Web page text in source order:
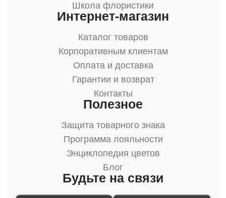
Школа флористики
Интернет-магазин
Каталог товаров
Корпоративным клиентам
Оплата и доставка
Гарантии и возврат
Контакты
Полезное
Защита товарного знака
Программа лояльности
Энциклопедия цветов
Блог
Будьте на связи